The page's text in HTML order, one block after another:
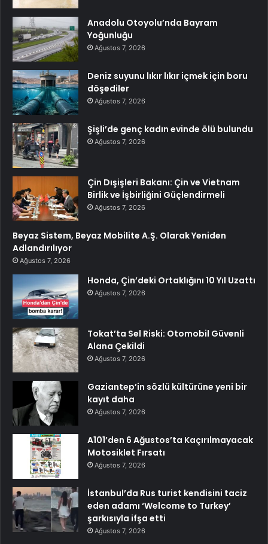
Anadolu Otoyolu’nda Bayram
Yoğunluğu
Ağustos 7, 2026
Deniz suyunu lıkır lıkır içmek için boru
döşediler
Ağustos 7, 2026
Şişli’de genç kadın evinde ölü bulundu
Ağustos 7, 2026
Çin Dışişleri Bakanı: Çin ve Vietnam
Birlik ve İşbirliğini Güçlendirmeli
Ağustos 7, 2026
Beyaz Sistem, Beyaz Mobilite A.Ş. Olarak Yeniden
Adlandırılıyor
Ağustos 7, 2026
Honda, Çin’deki Ortaklığını 10 Yıl Uzattı
Ağustos 7, 2026
Tokat’ta Sel Riski: Otomobil Güvenli
Alana Çekildi
Ağustos 7, 2026
Gaziantep’in sözlü kültürüne yeni bir
kayıt daha
Ağustos 7, 2026
A101’den 6 Ağustos’ta Kaçırılmayacak
Motosiklet Fırsatı
Ağustos 7, 2026
İstanbul’da Rus turist kendisini taciz
eden adamı ‘Welcome to Turkey’
şarkısıyla ifşa etti
Ağustos 7, 2026